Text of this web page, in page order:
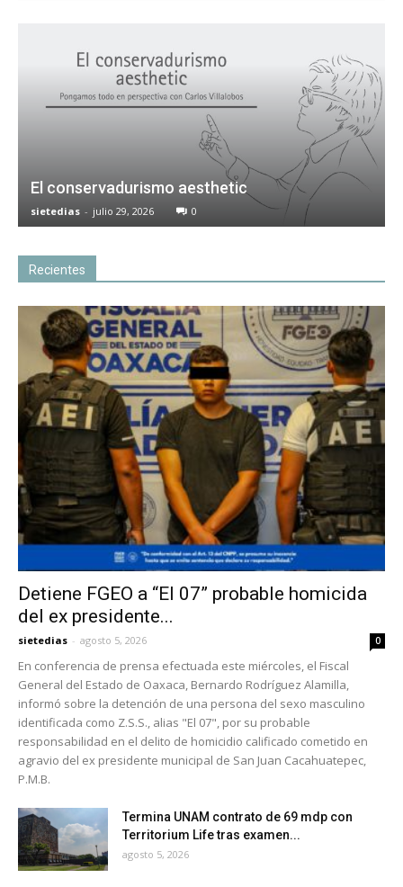
El conservadurismo aesthetic
sietedias - julio 29, 2026 0
Recientes
Detiene FGEO a “El 07” probable homicida
del ex presidente...
sietedias - agosto 5, 2026 0
En conferencia de prensa efectuada este miércoles, el Fiscal
General del Estado de Oaxaca, Bernardo Rodríguez Alamilla,
informó sobre la detención de una persona del sexo masculino
identificada como Z.S.S., alias "El 07", por su probable
responsabilidad en el delito de homicidio calificado cometido en
agravio del ex presidente municipal de San Juan Cacahuatepec,
P.M.B.
Termina UNAM contrato de 69 mdp con
Territorium Life tras examen...
agosto 5, 2026